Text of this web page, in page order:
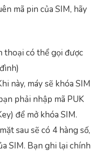
mã pin của SIM, hãy
thoại có thể gọi được
này, máy sẽ khóa SIM
phải nhập mã PUK
để mở khóa SIM.
sau sẽ có 4 hàng số,
SIM. Bạn ghi lại chính